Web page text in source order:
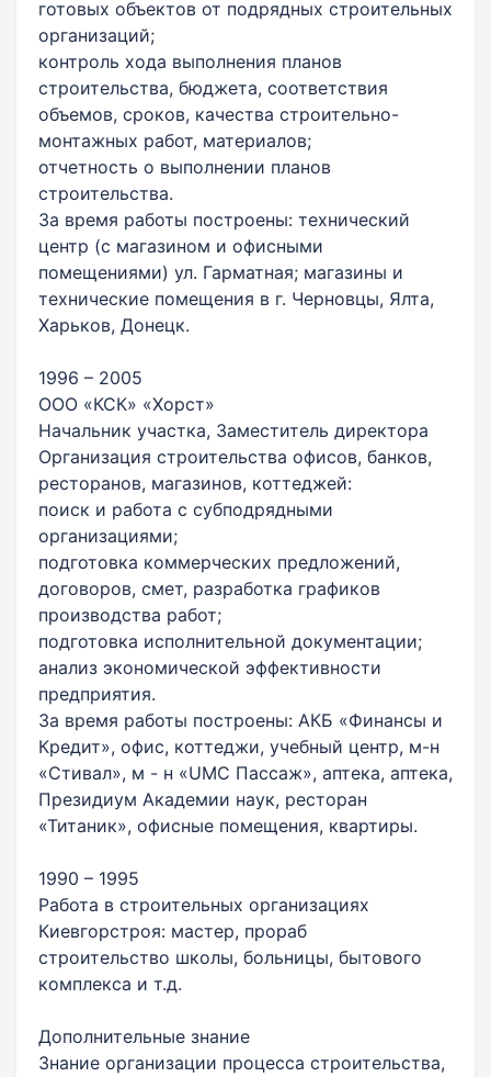
готовых объектов от подрядных строительных
организаций;
контроль хода выполнения планов
строительства, бюджета, соответствия
объемов, сроков, качества строительно-
монтажных работ, материалов;
отчетность о выполнении планов
строительства.
За время работы построены: технический
центр (с магазином и офисными
помещениями) ул. Гарматная; магазины и
технические помещения в г. Черновцы, Ялта,
Харьков, Донецк.
1996 – 2005
ООО «КСК» «Хорст»
Начальник участка, Заместитель директора
Организация строительства офисов, банков,
ресторанов, магазинов, коттеджей:
поиск и работа с субподрядными
организациями;
подготовка коммерческих предложений,
договоров, смет, разработка графиков
производства работ;
подготовка исполнительной документации;
анализ экономической эффективности
предприятия.
За время работы построены: АКБ «Финансы и
Кредит», офис, коттеджи, учебный центр, м-н
«Стивал», м - н «UMC Пассаж», аптека, аптека,
Президиум Академии наук, ресторан
«Титаник», офисные помещения, квартиры.
1990 – 1995
Работа в строительных организациях
Киевгорстроя: мастер, прораб
строительство школы, больницы, бытового
комплекса и т.д.
Дополнительные знание
Знание организации процесса строительства,